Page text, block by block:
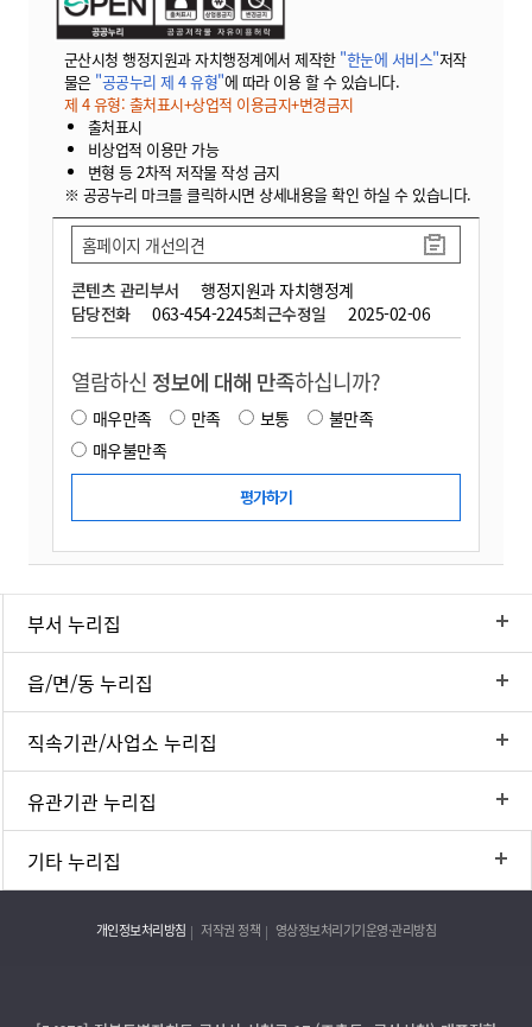
군산시청 행정지원과 자치행정계에서 제작한 "한눈에 서비스"저작
물은 "공공누리 제 4 유형"에 따라 이용 할 수 있습니다.
제 4 유형: 출처표시+상업적 이용금지+변경금지
출처표시
비상업적 이용만 가능
변형 등 2차적 저작물 작성 금지
※ 공공누리 마크를 클릭하시면 상세내용을 확인 하실 수 있습니다.
콘텐츠 관리부서
행정지원과 자치행정계
담당전화
063-454-2245최근수정일 2025-02-06
홈페이지 개선의견
열람하신 정보에 대해 만족하십니까?
매우만족 만족 보통
불만족
매우불만족
부서 누리집
읍/면/동 누리집
직속기관/사업소 누리집
유관기관 누리집
기타 누리집
개인정보처리방침 저작권 정책 영상정보처리기기운영·관리방침